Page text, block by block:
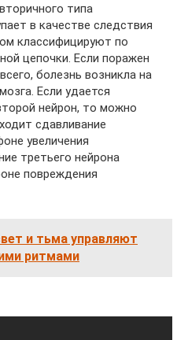
типа
в качестве следствия
классифицируют по
цепочки. Если поражен
болезнь возникла на
Если удается
нейрон, то можно
сдавливание
увеличения
третьего нейрона
повреждения
и тьма управляют
ритмами